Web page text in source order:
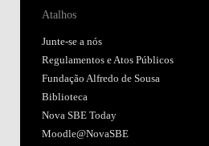
Atalhos
Junte-se a nós
Regulamentos e Atos Públicos
Fundação Alfredo de Sousa
Biblioteca
Nova SBE Today
Moodle@NovaSBE